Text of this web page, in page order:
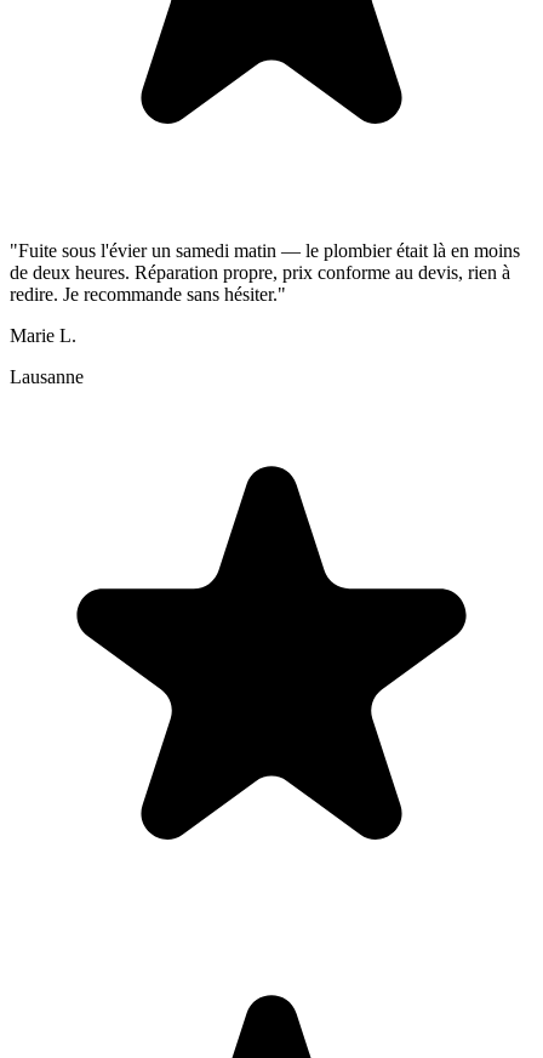
"Fuite sous l'évier un samedi matin — le plombier était là en moins
de deux heures. Réparation propre, prix conforme au devis, rien à
redire. Je recommande sans hésiter."
Marie L.
Lausanne